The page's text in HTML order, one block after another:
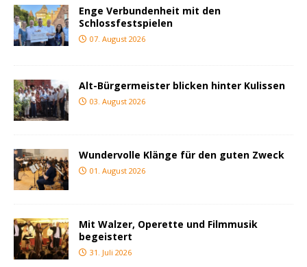
Enge Verbundenheit mit den
Schlossfestspielen
07. August 2026
Alt-Bürgermeister blicken hinter Kulissen
03. August 2026
Wundervolle Klänge für den guten Zweck
01. August 2026
Mit Walzer, Operette und Filmmusik
begeistert
31. Juli 2026